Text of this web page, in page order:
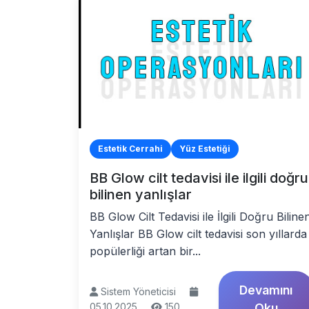
Estetik Cerrahi Yüz Estetiği
BB Glow cilt tedavisi ile ilgili doğru
bilinen yanlışlar
BB Glow Cilt Tedavisi ile İlgili Doğru
Yanlışlar BB Glow cilt tedavisi son yıllarda
popülerliği artan bir...
Sistem Yöneticisi
05.10.2025
150
Devamını